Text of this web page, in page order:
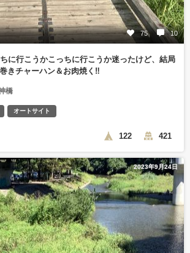
75 10
に行こうかこっちに行こうか迷ったけど、結局
きチャーハン＆お肉焼く‼️
橋
オートサイト
122 421
2023年9月24日